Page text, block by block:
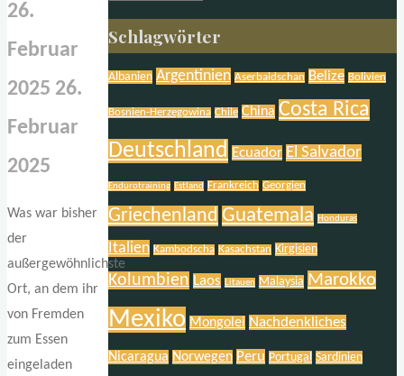
26.
Februar
2025 26.
Februar
2025
Was war bisher
der
außergewöhnlichste
Ort, an dem ihr
von Fremden
zum Essen
eingeladen
nach:
Schlagwörter
Albanien Argentinien Aserbaidschan Belize Bolivien
Bosnien-Herzegowina Chile China Costa Rica
Deutschland Ecuador El Salvador
Endurotraining Estland Frankreich Georgien
Griechenland Guatemala Honduras
Italien Kambodscha Kasachstan Kirgisien
Kolumbien Laos Litauen Malaysia Marokko
Mexiko Mongolei Nachdenkliches
Nicaragua Norwegen Peru Portugal Sardinien